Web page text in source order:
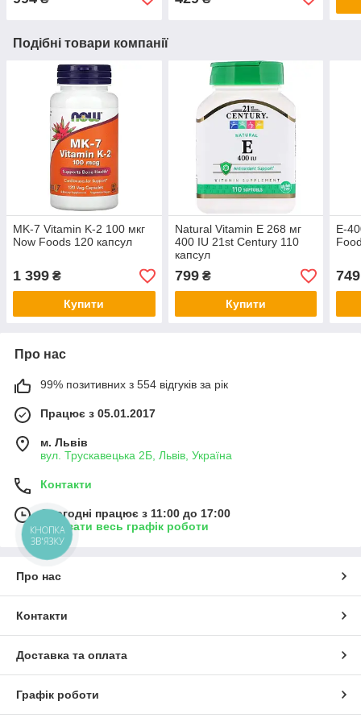
Подібні товари компанії
MK-7 Vitamin K-2 100 мкг
Now Foods 120 капсул
1 399 ₴
Купити
Natural Vitamin E 268 мг
400 IU 21st Century 110
капсул
799₴
Купити
E-
749
Про нас
99% позитивних з 554 відгуків за рік
Працює з 05.01.2017
м. Львів
вул. Трускавецька 2Б, Львів, Україна
Контакти
Сьогодні працює з 11:00 до 17:00
Показати весь графік роботи
Про нас
Контакти
Доставка та оплата
Графік роботи
КНОПКА
ЗВ'ЯЗКУ